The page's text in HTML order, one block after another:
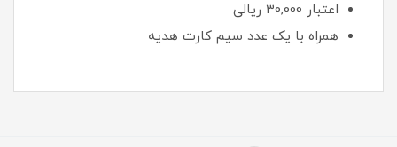
اعتبار 30,000 ريالی
همراه با یک عدد سیم کارت هدیه